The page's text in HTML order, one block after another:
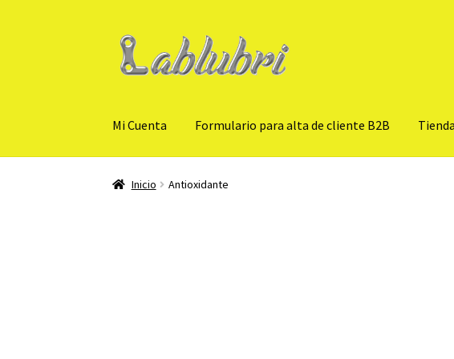
IrIr
al
Mi Cuenta Formulario para alta de cliente B2B Tienda
Inicio Antioxidante